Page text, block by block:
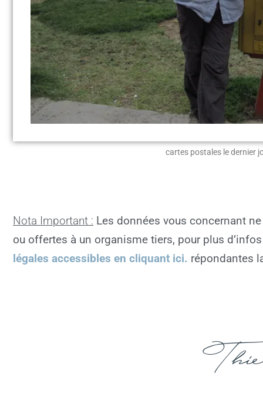
cartes postales le dernier
Nota Important : Les données vous concernant
ou offertes à un organisme tiers, pour plus
légales accessibles en cliquant ici. répondantes